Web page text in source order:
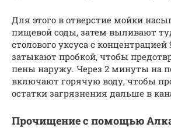
Для этого в отверстие мойки
пищевой соды, затем выливают
столового уксуса с концентрацией
затыкают пробкой, чтобы
пены наружу. Через 2 минуты на
включают горячую воду, чтобы
остатки загрязнения дальше в
Прочищение с помощью